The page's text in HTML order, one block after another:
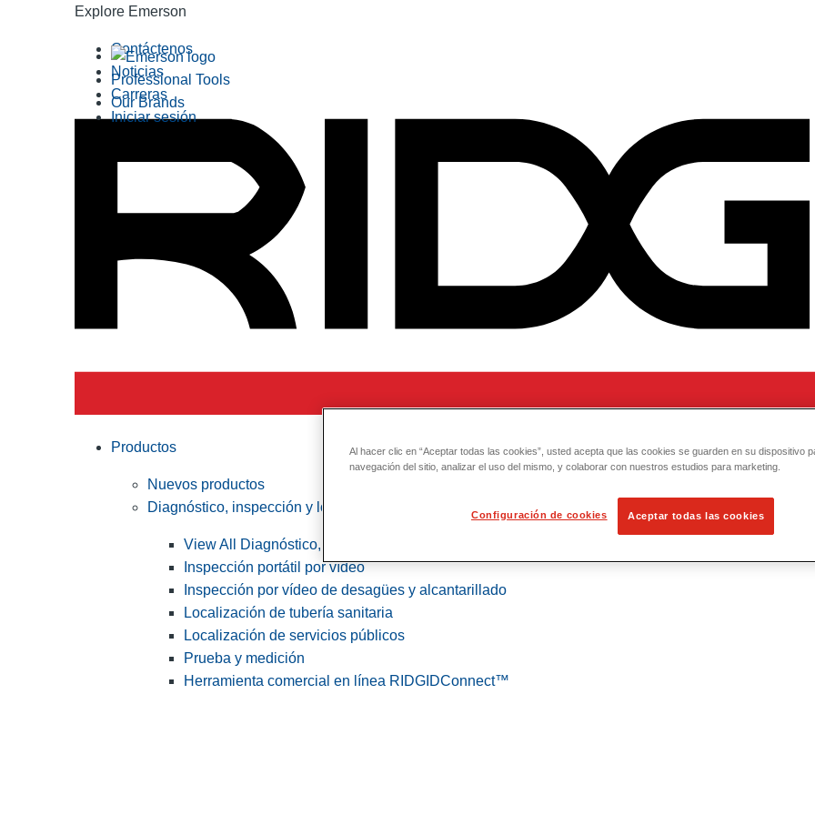
Explore Emerson
Professional Tools
Our Brands
Contáctenos
Noticias
Carreras
Iniciar sesión
Productos
Nuevos productos
Diagnóstico, inspección y localización
View All Diagnóstico, inspección y localización
Inspección portátil por vídeo
Inspección por vídeo de desagües y alcantarillado
Localización de tubería sanitaria
Localización de servicios públicos
Prueba y medición
Herramienta comercial en línea RIDGIDConnect™
Al hacer clic en “Aceptar todas las cookies”, usted acepta que las cookies se guarden en su dispositivo
navegación del sitio, analizar el uso del mismo, y colaborar con nuestros estudios para marketing.
Configuración de cookies Aceptar todas las cookies